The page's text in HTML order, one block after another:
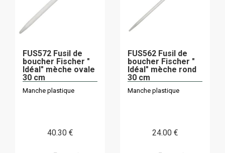
FUS572 Fusil de
boucher Fischer "
Idéal" mèche ovale
30 cm
Manche plastique
40.30 €
FUS562 Fusil de
boucher Fischer "
Idéal" mèche rond
30 cm
Manche plastique
24.00 €